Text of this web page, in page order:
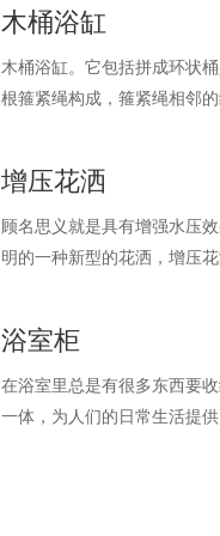
木桶浴缸
木桶浴缸。它包括拼成环状
根箍紧绳构成，箍紧绳相邻
增压花洒
顾名思义就是具有增强水压
明的一种新型的花洒，增压
浴室柜
在浴室里总是有很多东西要
一体，为人们的日常生活提供